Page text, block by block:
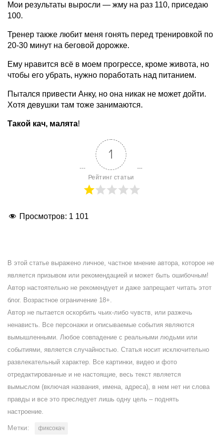
Мои результаты выросли — жму на раз 110, приседаю
100.
Тренер также любит меня гонять перед тренировкой по
20-30 минут на беговой дорожке.
Ему нравится всё в моем прогрессе, кроме живота, но
чтобы его убрать, нужно поработать над питанием.
Пытался привести Анку, но она никак не может дойти.
Хотя девушки там тоже занимаются.
Такой кач, малята!
1
Рейтинг статьи
Просмотров: 1 101
В этой статье выражено личное, частное мнение автора, которое не
является призывом или рекомендацией и может быть ошибочным!
Автор настоятельно не рекомендует и даже запрещает читать этот
блог. Возрастное ограничение 18+.
Автор не пытается оскорбить чьих-либо чувств, или разжечь
ненависть. Все персонажи и описываемые события являются
вымышленными. Любое совпадение с реальными людьми или
событиями, является случайностью. Статья носит исключительно
развлекательный характер. Все картинки, видео и фото
отредактированные и не настоящие, весь текст является
вымыслом (включая названия, имена, адреса), в нем нет ни слова
правды и все это преследует лишь одну цель – поднять
настроение.
Метки: фиксокач